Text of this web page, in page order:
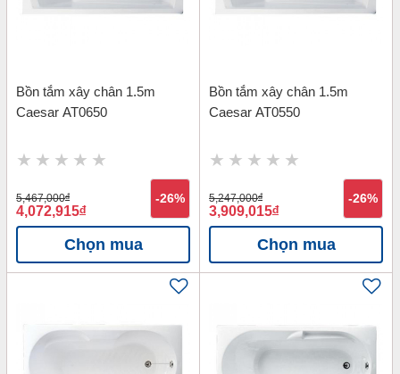
Bồn tắm xây chân 1.5m
Caesar AT0650
5,467,000đ
4,072,915đ
-26%
Chọn mua
Bồn tắm xây chân 1.5m
Caesar AT0550
5,247,000đ
3,909,015đ
-26%
Chọn mua